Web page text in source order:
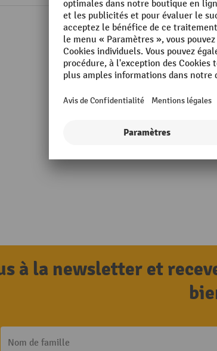
à la newsletter et
Nom de famille